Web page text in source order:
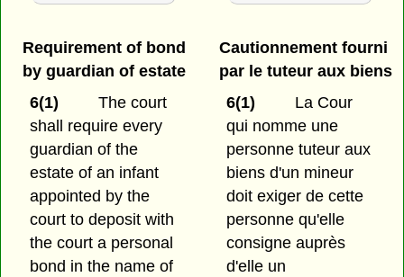
Requirement of bond
by guardian of estate
6(1)
The court
shall require every
guardian of the
estate of an infant
appointed by the
court to deposit with
the court a personal
bond in the name of
Cautionnement fourni
par le tuteur aux biens
6(1)
La Cour
qui nomme une
personne tuteur aux
biens d'un mineur
doit exiger de cette
personne qu'elle
consigne auprès
d'elle un